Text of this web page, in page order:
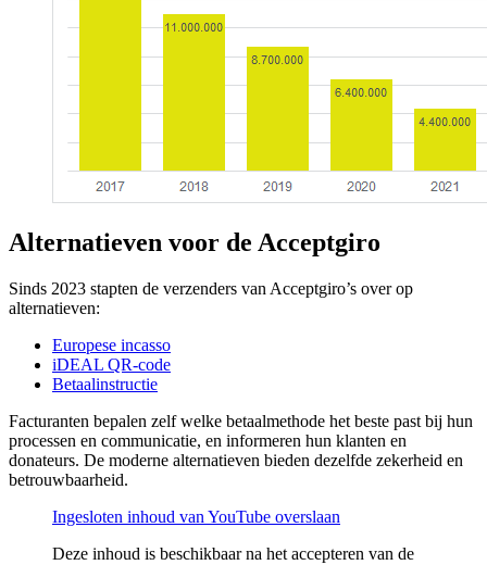
Alternatieven voor de Acceptgiro
Sinds 2023 stapten de verzenders van Acceptgiro’s over op
alternatieven:
Europese incasso
iDEAL QR-code
Betaalinstructie
Facturanten bepalen zelf welke betaalmethode het beste past bij hun
processen en communicatie, en informeren hun klanten en
donateurs. De moderne alternatieven bieden dezelfde zekerheid en
betrouwbaarheid.
Ingesloten inhoud van YouTube overslaan
Deze inhoud is beschikbaar na het accepteren van de